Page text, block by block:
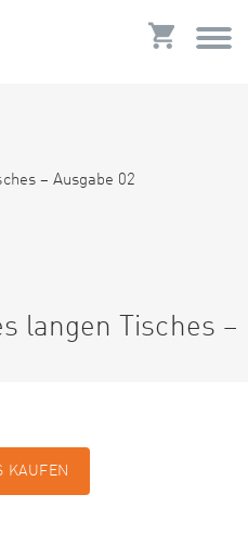
langen Tisches –
KAUFEN